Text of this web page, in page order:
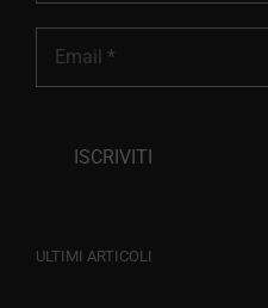
ULTIMI ARTICOLI